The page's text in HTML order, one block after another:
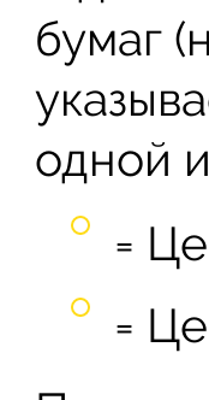
бумаг
одной
=
=